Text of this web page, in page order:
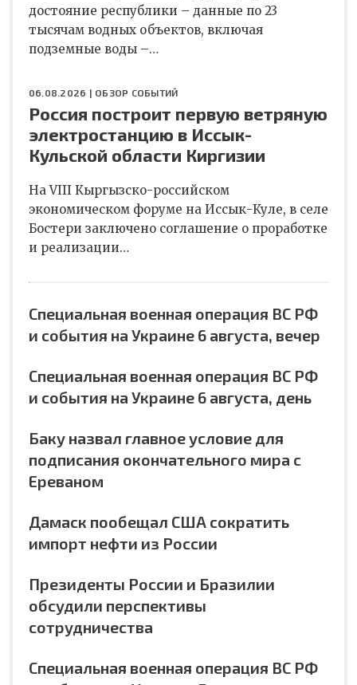
достояние республики – данные по 23
тысячам водных объектов, включая
подземные воды –…
06.08.2026 | ОБЗОР СОБЫТИЙ
Россия построит первую ветряную
электростанцию в Иссык-
Кульской области Киргизии
На VIII Кыргызско-российском
экономическом форуме на Иссык-Куле, в селе
Бостери заключено соглашение о проработке
и реализации…
Специальная военная операция ВС РФ
и события на Украине 6 августа, вечер
Специальная военная операция ВС РФ
и события на Украине 6 августа, день
Баку назвал главное условие для
подписания окончательного мира с
Ереваном
Дамаск пообещал США сократить
импорт нефти из России
Президенты России и Бразилии
обсудили перспективы
сотрудничества
Специальная военная операция ВС РФ